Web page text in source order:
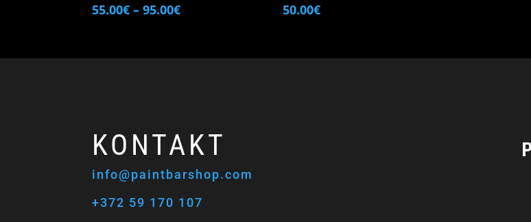
55.00€ – 95.00€Price
50.00€
KONTAKT
info@paintbarshop.com
+372 59 170 107